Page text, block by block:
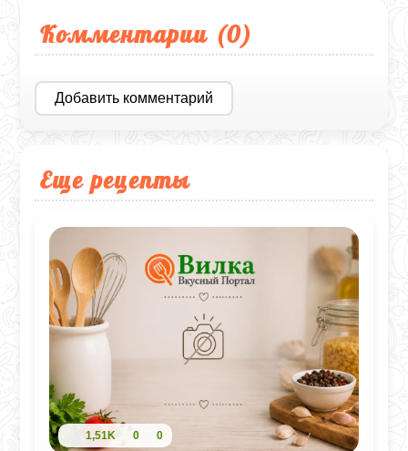
Комментарии (0)
Добавить комментарий
Еще рецепты
1,51K 0 0